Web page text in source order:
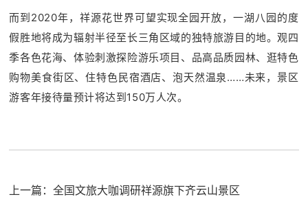
而到2020年，祥源花世界可望实现全园开放，一湖八园的度
假胜地将成为辐射半径至长三角区域的独特旅游目的地。观四
季各色花海、体验刺激探险游乐项目、品高品质园林、逛特色
购物美食街区、住特色民宿酒店、泡天然温泉……未来，景区
游客年接待量预计将达到150万人次。
上一篇：全国文旅大咖调研祥源旗下齐云山景区